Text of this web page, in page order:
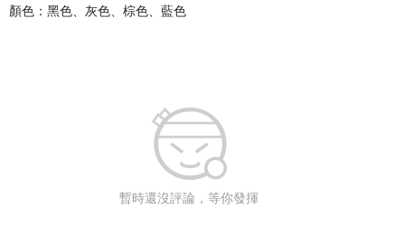
顏色：黑色、灰色、棕色、藍色
暫時還沒評論，等你發揮